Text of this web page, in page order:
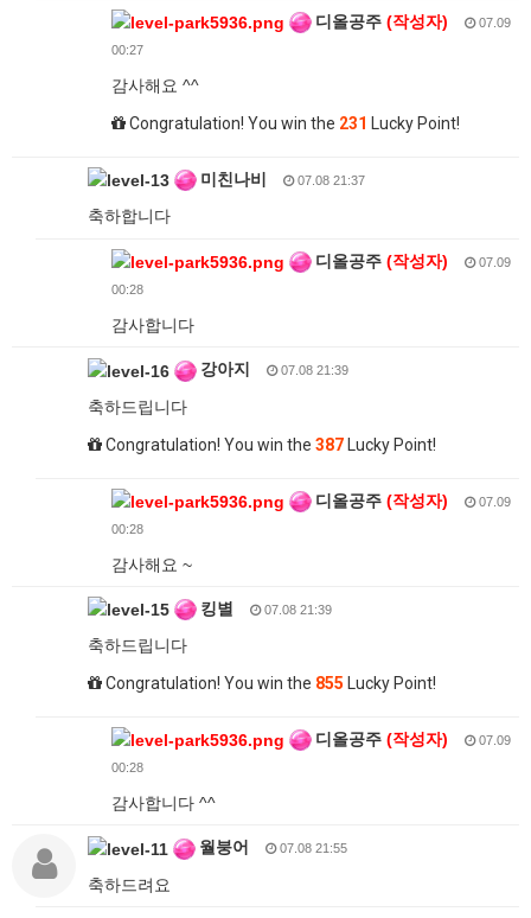
디올공주 (작성자)
07.09
00:27
감사해요 ^^
Congratulation! You win the 231 Lucky Point!
미친나비 07.08 21:37
축하합니다
디올공주 (작성자)
07.09
00:28
감사합니다
강아지 07.08 21:39
축하드립니다
Congratulation! You win the 387Lucky Point!
디올공주 (작성자)
07.09
00:28
감사해요 ~
킹별 07.08 21:39
축하드립니다
Congratulation! You win the 855 Lucky Point!
디올공주 (작성자)
07.09
00:28
감사합니다 ^^
월붕어 07.08 21:55
축하드려요